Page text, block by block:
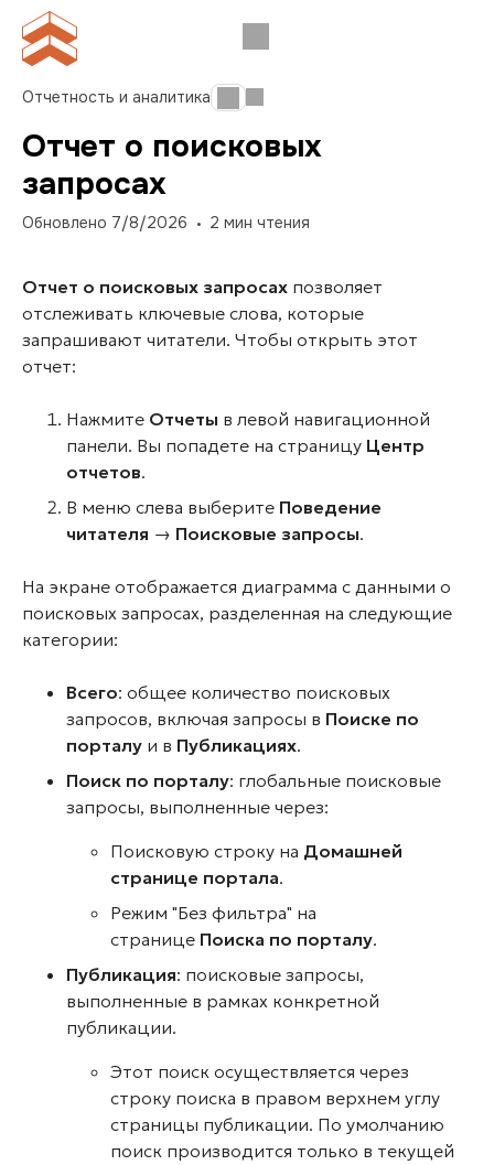
Отчетность и аналитика
Отчет о поисковых
запросах
Обновлено 7/8/2026 2 мин чтения
Отчет о поисковых запросах позволяет
отслеживать ключевые слова, которые
запрашивают читатели. Чтобы открыть этот
отчет:
Нажмите Отчеты в левой навигационной
панели. Вы попадете на страницу Центр
отчетов.
В меню слева выберите Поведение
читателя → Поисковые запросы.
На экране отображается диаграмма с данными о
поисковых запросах, разделенная на следующие
категории:
Всего: общее количество поисковых
запросов, включая запросы в Поиске по
порталу и в Публикациях.
Поиск по порталу: глобальные поисковые
запросы, выполненные через:
Поисковую строку на Домашней
странице портала.
Режим "Без фильтра" на
странице Поиска по порталу.
Публикация: поисковые запросы,
выполненные в рамках конкретной
публикации.
Этот поиск осуществляется через
строку поиска в правом верхнем углу
страницы публикации. По умолчанию
поиск производится только в текущей